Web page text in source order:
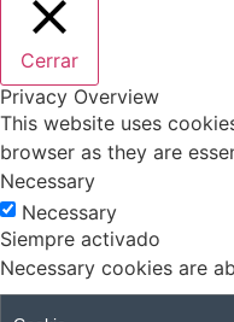
Cerrar
Privacy Overview
This website uses
browser as they are
Necessary
Necessary
Siempre activado
Necessary cookies are